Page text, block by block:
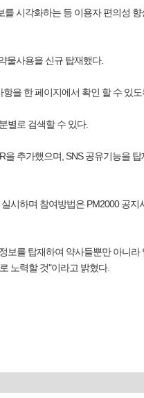
시각화하는 등 이용자 편의성
사용을 신규 탑재했다.
을 한 페이지에서 확인 할 수 있도
별로 검색할 수 있다.
추가했으며, SNS 공유기능을
하며 참여방법은 PM2000 공지
를 탑재하여 약사들뿐만 아니
노력할 것"이라고 밝혔다.